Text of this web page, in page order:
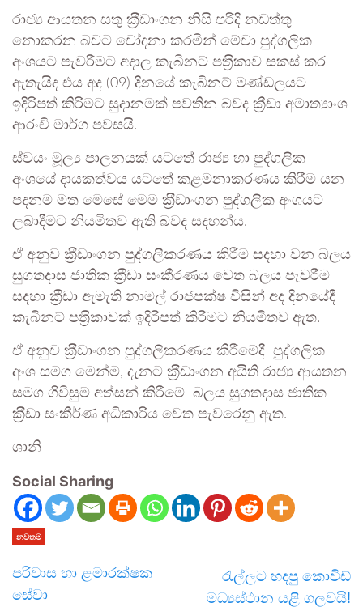
රාජ්‍ය ආයතන සතු ක‍්‍රීඩාංගන නිසි පරිදි නඩත්තු
නොකරන බවට චෝදනා කරමින් මේවා පුද්ගලික
අංශයට පැවරීමට අදාල කැබිනට් පත‍්‍රිකාව සකස් කර
ඇතැයිද එය අද (09) දිනයේ කැබිනට් මණ්ඩලයට
ඉදිරිපත් කිරිමට සුදානමක් පවතින බවද ක්‍රීඩා අමාත්‍යාංශ
ආරංචි මාර්ග පවසයි.
ස්වයං මූල්‍ය පාලනයක් යටතේ රාජ්‍ය හා පුද්ගලික
අංශයේ දායකත්වය යටතේ කළමනාකරණය කිරීම යන
පදනම මත මෙසේ මෙම ක‍්‍රීඩාංගන පුද්ගලික අංශයට
ලබාදීමට නියමිතව ඇති බවද සදහන්ය.
ඒ අනුව ක‍්‍රීඩාංගන පුද්ගලීකරණය කිරීම සදහා වන බලය
සුගතදාස ජාතික ක‍්‍රීඩා සංකීරණය වෙත බලය පැවරීම
සදහා ක‍්‍රීඩා ඇමැති නාමල් රාජපක්ෂ විසින් අද දිනයේදී
කැබිනට් පත‍්‍රිකාවක් ඉදිරිපත් කිරීමට නියමිතව ඇත.
ඒ අනුව ක‍්‍රීඩාංගන පුද්ගලීකරණය කිරීමේදී පුද්ගලික
අංශ සමග මෙන්ම, දැනට ක‍්‍රීඩාංගන අයිති රාජ්‍ය ආයතන
සමග ගිවිසුම් අත්සන් කිරීමේ බලය සුගතදාස ජාතික
ක‍්‍රීඩා සංකීර්ණ අධිකාරිය වෙත පැවරෙනු ඇත.
ශානි
Social Sharing
නවතම
පරිවාස හා ළමාරක්ෂක
සේවා
රැල්ලට හදපු කොවිඩ්
මධ්‍යස්ථාන යළි ගලවයි!